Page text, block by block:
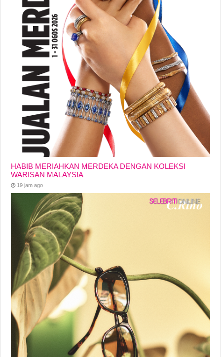
HABIB MERIAHKAN MERDEKA DENGAN KOLEKSI
WARISAN MALAYSIA
19 jam ago